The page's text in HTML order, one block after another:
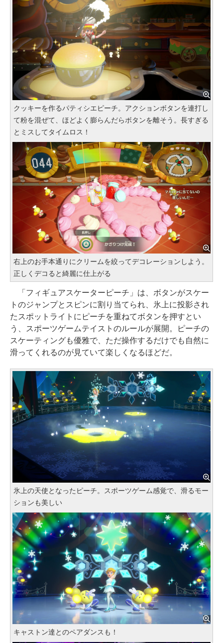
クッキーを作るパティシエピーチ。アクションボタンを連打し
て粉を混ぜて、ほどよく膨らんだらボタンを離そう。長すぎる
とミスしてタイムロス！
右上のお手本通りにクリームを絞ってデコレーションしよう。
正しくデコると綺麗に仕上がる
「フィギュアスケーターピーチ」は、ボタンがスケー
トのジャンプとスピンに割り当てられ、氷上に投影され
たスポットライトにピーチを重ねてボタンを押すとい
う、スポーツゲームテイストのルールが展開。ピーチの
スケーティングも優雅で、ただ操作するだけでも自然に
滑ってくれるのが見ていて楽しくなるほどだ。
氷上の天使となったピーチ。スポーツゲーム感覚で、滑るモー
ションも美しい
キャストン達とのペアダンスも！